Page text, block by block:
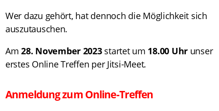
Wer dazu gehört, hat dennoch die Möglichkeit sich
auszutauschen.
Am28. November 2023startet um 18.00 Uhrunser
erstes Online Treffen per Jitsi-Meet.
Anmeldung zum Online-Treffen